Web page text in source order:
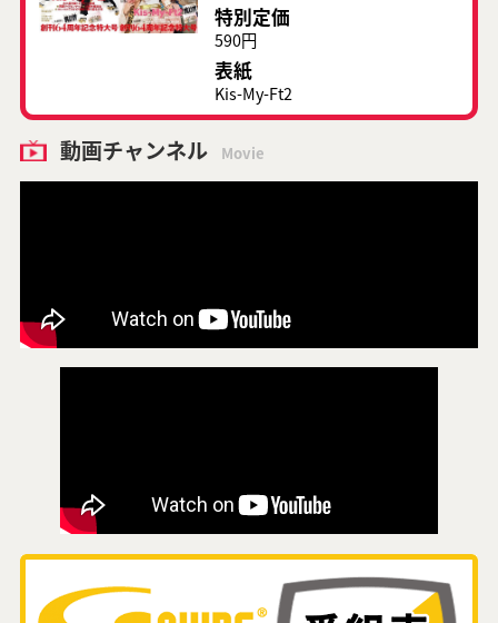
特別定価
590円
表紙
Kis-My-Ft2
動画チャンネル Movie